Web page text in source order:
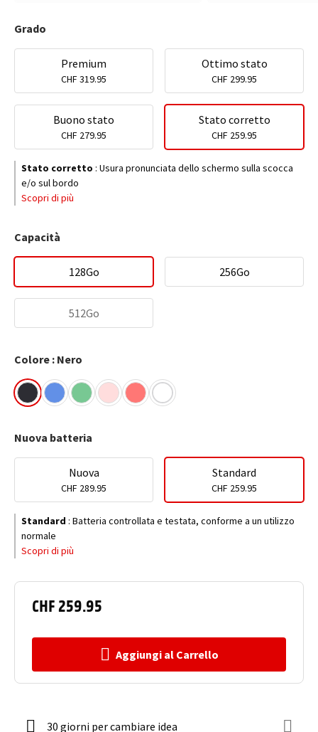
CHF 259.95
Aggiungi al Carrello
Grado
Premium
CHF 319.95
Ottimo stato
CHF 299.95
Buono stato
CHF 279.95
Stato corretto
CHF 259.95
Stato corretto : Usura pronunciata dello schermo sulla scocca
e/o sul bordo
Scopri di più
Capacità
128Go 256Go
512Go
Colore : Nero
Nuova batteria
Nuova
CHF 289.95
Standard
CHF 259.95
Standard : Batteria controllata e testata, conforme a un utilizzo
normale
Scopri di più
30 giorni per cambiare idea